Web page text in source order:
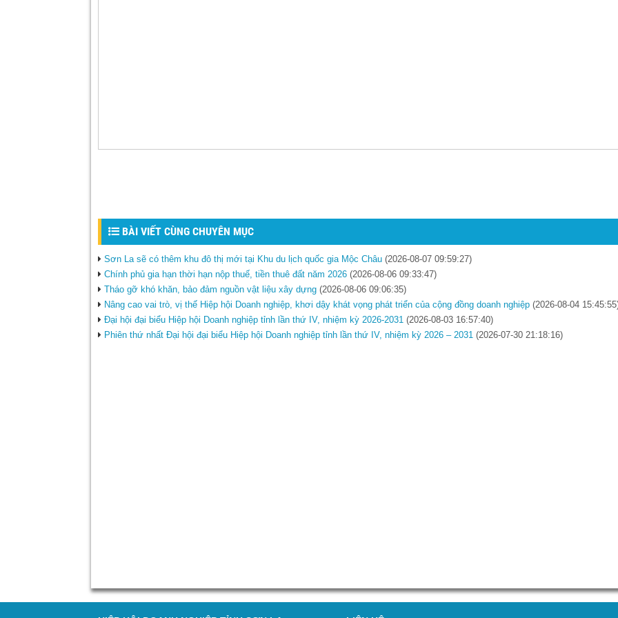
BÀI VIẾT CÙNG CHUYÊN MỤC
Sơn La sẽ có thêm khu đô thị mới tại Khu du lịch quốc gia Mộc Châu (2026-08-07 09:59:27)
Chính phủ gia hạn thời hạn nộp thuế, tiền thuê đất năm 2026 (2026-08-06 09:33:47)
Tháo gỡ khó khăn, bảo đảm nguồn vật liệu xây dựng (2026-08-06 09:06:35)
Nâng cao vai trò, vị thế Hiệp hội Doanh nghiệp, khơi dậy khát vọng phát triển của cộng đồng doanh nghiệp (2026-08-04
Đại hội đại biểu Hiệp hội Doanh nghiệp tỉnh lần thứ IV, nhiệm kỳ 2026-2031 (2026-08-03 16:57:40)
Phiên thứ nhất Đại hội đại biểu Hiệp hội Doanh nghiệp tỉnh lần thứ IV, nhiệm kỳ 2026 – 2031 (2026-07-30 21:18:16)